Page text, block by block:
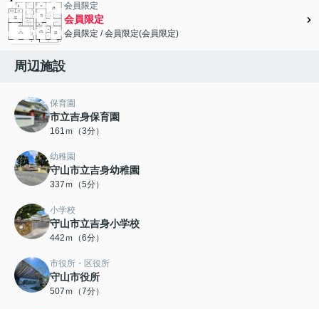
会員限定
会員限定
会員限定 /会員限定(会員限定)
周辺施設
保育園
市立吉身保育園
161ｍ（3分）
幼稚園
守山市立吉身幼稚園
337ｍ（5分）
小学校
守山市立吉身小学校
442ｍ（6分）
市役所・区役所
守山市役所
507ｍ（7分）